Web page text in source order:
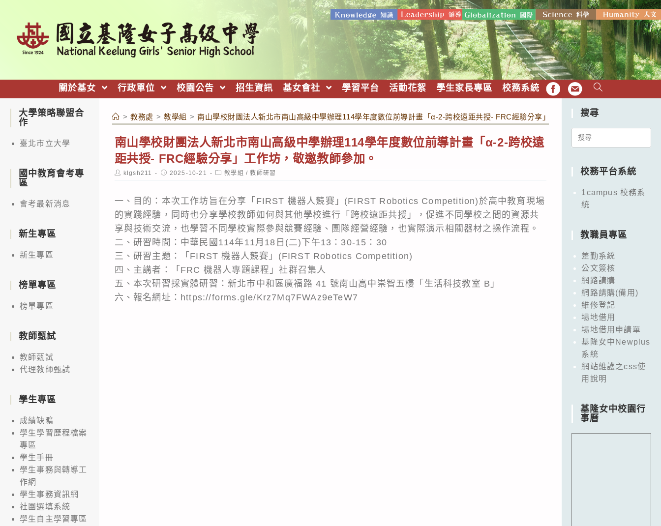
關於基女 行政單位 校園公告 招生資訊 基女會社 學習平台 活動花絮 學生家長專區 校務系統 FB EMAIL
> 教務處 > 教學組 > 南山學校財團法人新北市南山高級中學辦理114學年度數位前導計畫「α-2-跨校遠距共授- FRC經驗分享」工作坊，敬邀教師參加。
南山學校財團法人新北市南山高級中學辦理114學年度數位前導計畫「α-2-跨校遠
距共授- FRC經驗分享」工作坊，敬邀教師參加。
Post
author:
klgsh211
Post
published:
2025-10-21
Post
category:
教學組 / 教師研習
一、目的：本次工作坊旨在分享「FIRST 機器人競賽」(FIRST Robotics Competition)於高中教育現場
的實踐經驗，同時也分享學校教師如何與其他學校進行「跨校遠距共授」，促進不同學校之間的資源共
享與技術交流，也學習不同學校實際參與競賽經驗、團隊經營經驗，也實際演示相關器材之操作流程。
二、研習時間：中華民國114年11月18日(二)下午13：30-15：30
三、研習主題：「FIRST 機器人競賽」(FIRST Robotics Competition)
四、主講者：「FRC 機器人專題課程」社群召集人
五、本次研習採實體研習：新北市中和區廣福路 41 號南山高中崇智五樓「生活科技教室 B」
六、報名網址：https://forms.gle/Krz7Mq7FWAz9eTeW7
大學策略聯盟合
作
臺北市立大學
國中教育會考專
區
會考最新消息
新生專區
新生專區
榜單專區
榜單專區
教師甄試
教師甄試
代理教師甄試
學生專區
成績缺曠
學生學習歷程檔案
專區
學生手冊
學生事務與轉導工
作網
學生事務資訊網
社團選填系統
學生自主學習專區
搜尋
Search
校務平台系統
1campus 校務系
統
教職員專區
差勤系統
公文簽核
網路請購
網路請購(備用)
維修登記
場地借用
場地借用申請單
基隆女中Newplus
系統
網站維護之css使
用說明
基隆女中校園行
事曆